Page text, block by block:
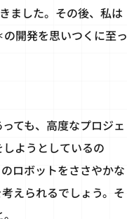
ました。その後、私は
開発を思いつくに至っ
ても、高度なプロジェ
ようとしているの
ロボットをささやかな
えられるでしょう。そ